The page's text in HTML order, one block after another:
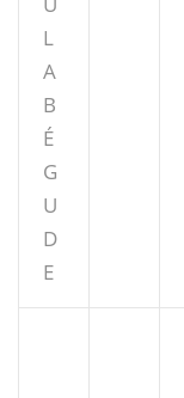
L
A
B
É
G
U
D
E